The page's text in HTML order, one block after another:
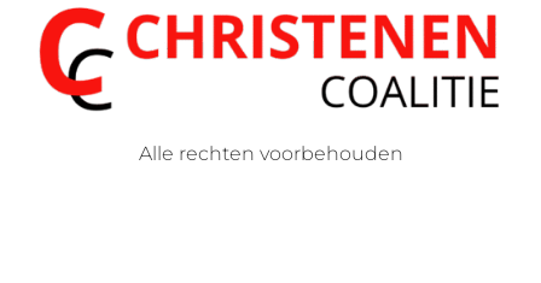
Alle rechten voorbehouden